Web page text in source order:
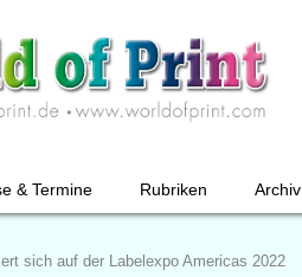
& Termine Rubriken Archiv
sich auf der Labelexpo Americas 2022